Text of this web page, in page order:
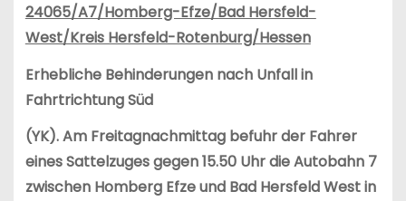
24065/A7/Homberg-Efze/Bad Hersfeld-
West/Kreis Hersfeld-Rotenburg/Hessen
Erhebliche Behinderungen nach Unfall in
Fahrtrichtung Süd
(YK). Am Freitagnachmittag befuhr der Fahrer
eines Sattelzuges gegen 15.50 Uhr die Autobahn 7
zwischen Homberg Efze und Bad Hersfeld West in